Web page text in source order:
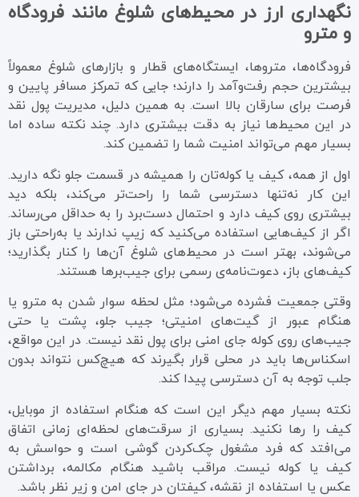
نگهداری ارز در محیط‌های شلوغ مانند فرودگاه
و مترو
فرودگاه‌ها، متروها، ایستگاه‌های قطار و بازارهای شلوغ معمولاً
بیشترین حجم رفت‌وآمد را دارند؛ جایی که تمرکز مسافر پایین و
فرصت برای سارقان بالا است. به همین دلیل، مدیریت پول نقد
در این محیط‌ها نیاز به دقت بیشتری دارد. چند نکته ساده اما
بسیار مهم می‌تواند امنیت شما را تضمین کند.
اول از همه، کیف یا کوله‌تان را همیشه در قسمت جلو نگه دارید.
این کار نه‌تنها دسترسی شما را راحت‌تر می‌کند، بلکه دید
بیشتری روی کیف دارد و احتمال دست‌برد را به حداقل می‌رساند.
اگر از کیف‌هایی استفاده می‌کنید که زیپ ندارند یا به‌راحتی باز
می‌شوند، بهتر است در محیط‌های شلوغ آن‌ها را کنار بگذارید؛
کیف‌های باز، دعوت‌نامه‌ی رسمی برای جیب‌برها هستند.
وقتی جمعیت فشرده می‌شود؛ مثل لحظه سوار شدن به مترو یا
هنگام عبور از گیت‌های امنیتی؛ جیب جلو، پشت یا حتی
جیب‌های روی کوله جای امنی برای پول نقد نیست. در این مواقع،
اسکناس‌ها باید در محلی قرار بگیرند که هیچ‌کس نتواند بدون
جلب توجه به آن دسترسی پیدا کند.
نکته بسیار مهم دیگر این است که هنگام استفاده از موبایل،
کیف را رها نکنید. بسیاری از سرقت‌های لحظه‌ای زمانی اتفاق
می‌افتد که فرد مشغول چک‌کردن گوشی است و حواسش به
کیف یا کوله نیست. مراقب باشید هنگام مکالمه، برداشتن
عکس یا استفاده از نقشه، کیفتان در جای امن و زیر نظر باشد.